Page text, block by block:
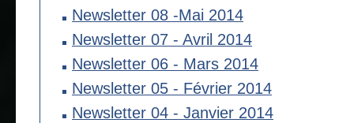
Newsletter 08 -Mai 2014
Newsletter 07 - Avril 2014
Newsletter 06 - Mars 2014
Newsletter 05 - Février 2014
Newsletter 04 - Janvier 2014